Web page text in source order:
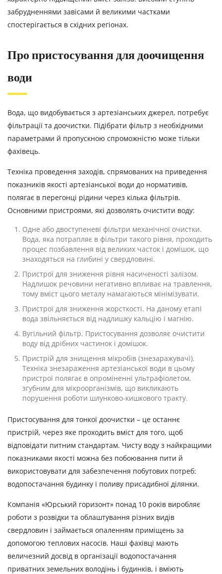
забрудненнями завісами й великими частками
спостерігається в східних регіонах.
Про пристосування для доочищення
води
Вода, що видобувається з артезіанських джерел, потребує
фільтрації та доочистки. Підібрати фільтр з необхідними
параметрами й пропускною спроможністю може тільки
фахівець.
Техніка проведення заходів, спрямованих на приведення
показників якості артезіанської води до нормативів,
полягає в перегонці рідини через кілька фільтрів.
Основними пристроями, які дозволять очистити воду:
Одне або двоступеневі фільтри механічної очистки.
Вода, яка потрапляє в фільтри такого рівня, проходить
процес позбавлення від великих часток і домішок, що
знаходяться на глибині у свердловині.
Пристрої для зниження рівня насиченості залізом.
Надлишок речовини негативно впливає на травлення,
тому вміст цього металу намагаються мінімізувати.
Пристрої для зниження жорсткості. На даному етапі
вода звільняється від надлишку кальцію і магнію.
Вугільний фільтр. Пристосування дозволяє очистити
воду від дрібних частинок і домішок.
Пристрій для знищення мікробів (знезаражувачі).
Техніка знезараження артезіанської води в цьому
пристрої полягає в опроміненні ультрафіолетом,
згубним для мікроорганізмів, що викликають
порушення роботи шлунково-кишкового тракту.
Пристосування для тонкої доочистки – це останнє
пристрій, через яке проходить вміст для того, щоб
відповідати питним стандартам. Чисту воду з найкращими
показниками якості можна без побоювання пити й
використовувати для забезпечення побутових потреб:
водопостачання будинку і поливу присадибної ділянки.
Компанія «Юрський горизонт» понад 10 років виробляє
роботи з розвідки та облаштування різних видів
свердловин і займається опаленням приміщень за
допомогою теплових насосів. Наші фахівці мають
величезний досвід в організації водопостачання
приватних земельних володінь і будинків, і вміють